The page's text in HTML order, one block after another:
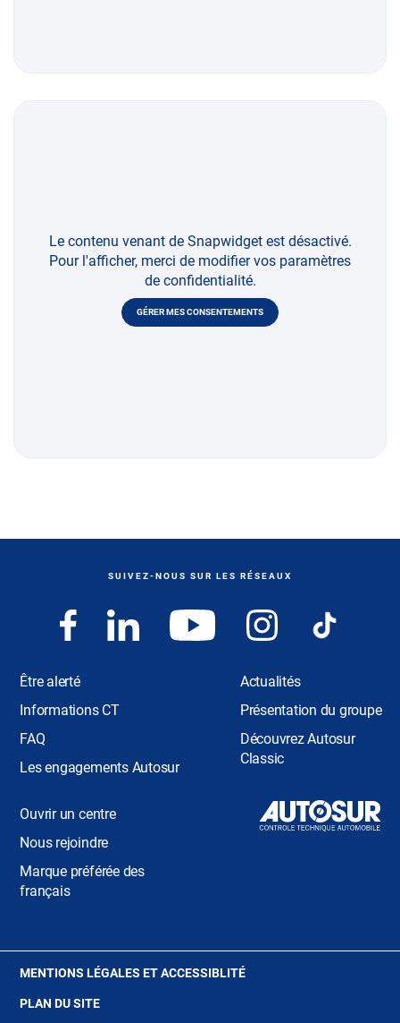
Le contenu venant de Snapwidget est désactivé.
Pour l'afficher, merci de modifier vos paramètres
de confidentialité.
GÉRER MES CONSENTEMENTS
SUIVEZ-NOUS SUR LES RÉSEAUX
Être alerté
Informations CT
FAQ
Les engagements Autosur
Actualités
Présentation du groupe
Découvrez Autosur
Classic
Ouvrir un centre
Nous rejoindre
Marque préférée des
français
MENTIONS LÉGALES ET ACCESSIBLITÉ(OUVRE
PLAN DU SITE